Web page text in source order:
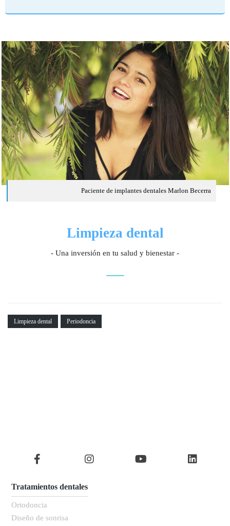
Paciente de implantes dentales Marlon Becerra
Limpieza dental
- Una inversión en tu salud y bienestar -
Limpieza dental Periodoncia
Tratamientos dentales
Ortodoncia
Diseño de sonrisa